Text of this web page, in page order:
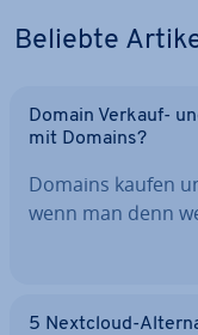
Beliebte
Domain Verkauf-
mit Domains?
Domains kaufen
wenn man denn
5 Nextcloud-